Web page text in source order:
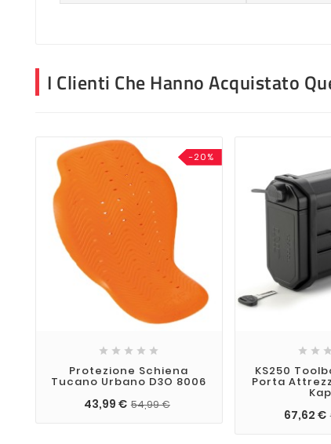
I Clienti Che Hanno Acquistato
-20%
    
Protezione Schiena
Tucano Urbano D3O 8006
43,99 € 54,99 €
  
KS250
Porta
67,62 €